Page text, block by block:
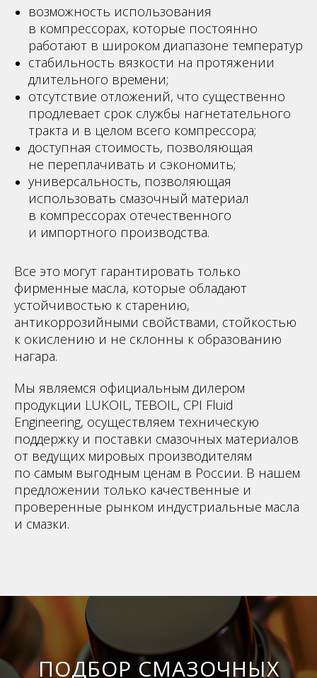
возможность использования
в компрессорах, которые постоянно
работают в широком диапазоне температур
стабильность вязкости на протяжении
длительного времени;
отсутствие отложений, что существенно
продлевает срок службы нагнетательного
тракта и в целом всего компрессора;
доступная стоимость, позволяющая
не переплачивать и сэкономить;
универсальность, позволяющая
использовать смазочный материал
в компрессорах отечественного
и импортного производства.
Все это могут гарантировать только
фирменные масла, которые обладают
устойчивостью к старению,
антикоррозийными свойствами, стойкостью
к окислению и не склонны к образованию
нагара.
Мы являемся официальным дилером
продукции LUKOIL, TEBOIL, CPI Fluid
Engineering, осуществляем техническую
поддержку и поставки смазочных материалов
от ведущих мировых производителям
по самым выгодным ценам в России. В нашем
предложении только качественные и
проверенные рынком индустриальные масла
и смазки.
ПОДБОР СМАЗОЧНЫХ